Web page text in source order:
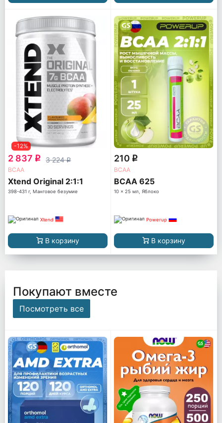
-12%
2 837 q 3 224q
ВСАА
Xtend Original 2:1:1
398-431 г, Манговое безумие
Xtend
В корзину
210 q
ВСАА
BCAA 625
10 x 25 мл, Яблоко
Powerup
В корзину
Покупают вместе
Посмотреть все